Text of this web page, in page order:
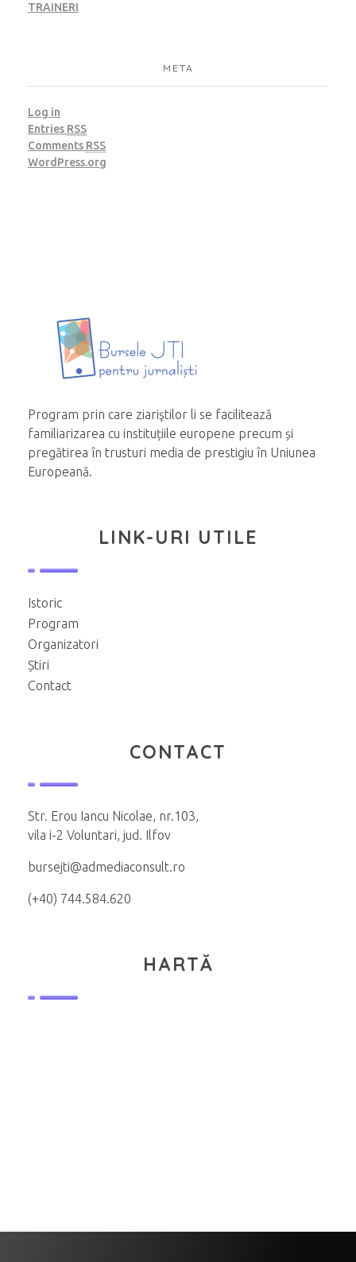
TRAINERI
META
Log in
Entries RSS
Comments RSS
WordPress.org
Program prin care ziariştilor li se facilitează
familiarizarea cu instituțiile europene precum și
pregătirea în trusturi media de prestigiu în Uniunea
Europeană.
LINK-URI UTILE
Istoric
Program
Organizatori
Știri
Contact
CONTACT
Str. Erou Iancu Nicolae, nr.103,
vila i-2 Voluntari, jud. Ilfov
bursejti@admediaconsult.ro
(+40) 744.584.620
HARTĂ